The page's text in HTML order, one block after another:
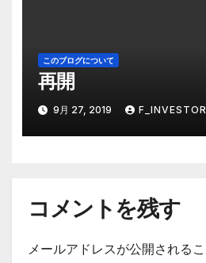
このブログについて
再開
9月 27, 2019 F_INVESTOR
コメントを残す
メールアドレスが公開されるこ